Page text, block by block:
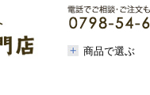
商品で選ぶ